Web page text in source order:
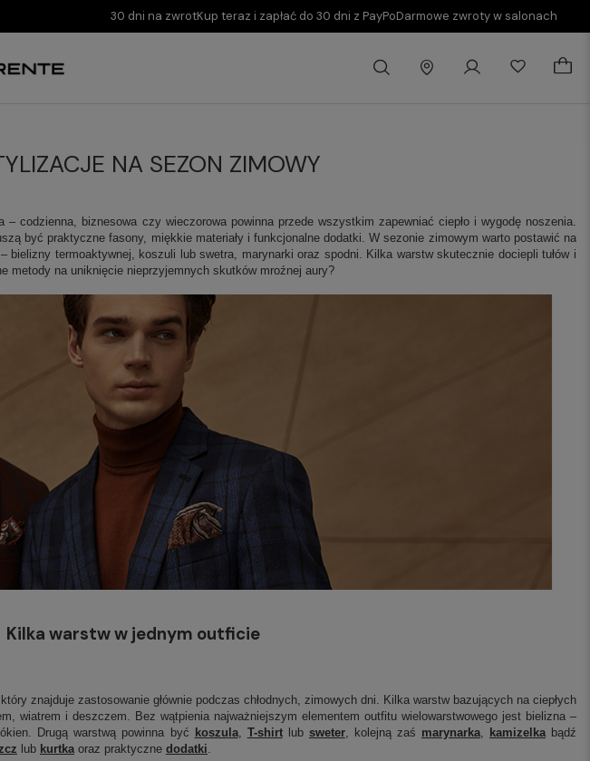
30 dni na zwrotKup teraz i zapłać do 30 dni z PayPoDarmowe zwroty w salonach
NA SEZON ZIMOWY
codzienna, biznesowa czy wieczorowa powinna przede wszystkim zapewniać ciepło i wygodę noszenia.
być praktyczne fasony, miękkie materiały i funkcjonalne dodatki. W sezonie zimowym warto postawić na
bielizny termoaktywnej, koszuli lub swetra, marynarki oraz spodni. Kilka warstw skutecznie dociepli tułów i
metody na uniknięcie nieprzyjemnych skutków mroźnej aury?
Kilka warstw w jednym outficie
znajduje zastosowanie głównie podczas chłodnych, zimowych dni. Kilka warstw bazujących na ciepłych
wiatrem i deszczem. Bez wątpienia najważniejszym elementem outfitu wielowarstwowego jest bielizna –
Drugą warstwą powinna być koszula, T-shirtlub sweter, kolejną zaś marynarka, kamizelkabądź
lub kurtkaoraz praktyczne dodatki.